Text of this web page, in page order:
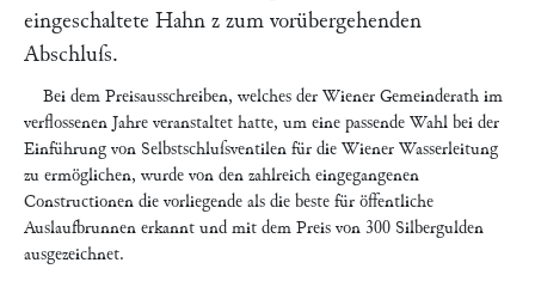
eingeschaltete Hahn z zum vorübergehenden
Abschluſs.
Bei dem Preisausschreiben, welches der Wiener Gemeinderath im
verflossenen Jahre veranstaltet hatte, um eine passende Wahl bei der
Einführung von Selbstschluſsventilen für die Wiener Wasserleitung
zu ermöglichen, wurde von den zahlreich eingegangenen
Constructionen die vorliegende als die beste für öffentliche
Auslaufbrunnen erkannt und mit dem Preis von 300 Silbergulden
ausgezeichnet.